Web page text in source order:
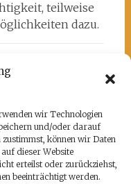
wir Technologien
und/oder darauf
können wir Daten
dieser Website
erteilst oder zurückziehst,
beeinträchtigt werden.
teilweise
dazu.
kreative und
www.rz-